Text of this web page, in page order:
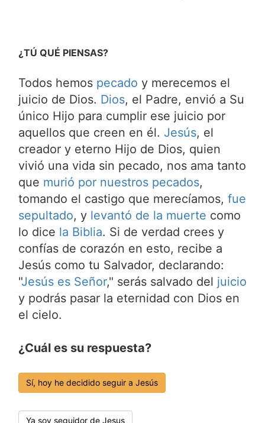
¿TÚ QUÉ PIENSAS?
Todos hemos pecado y merecemos el
juicio de Dios. Dios, el Padre, envió a Su
único Hijo para cumplir ese juicio por
aquellos que creen en él. Jesús, el
creador y eterno Hijo de Dios, quien
vivió una vida sin pecado, nos ama tanto
que murió por nuestros pecados,
tomando el castigo que merecíamos, fue
sepultado, y levantó de la muerte como
lo dice la Biblia. Si de verdad crees y
confías de corazón en esto, recibe a
Jesús como tu Salvador, declarando:
"Jesús es Señor," serás salvado del juicio
y podrás pasar la eternidad con Dios en
el cielo.
¿Cuál es su respuesta?
Sí, hoy he decidido seguir a Jesús
Ya soy seguidor de Jesus